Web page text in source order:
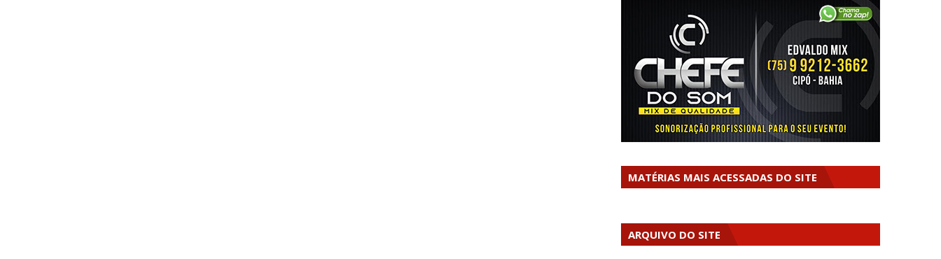
MATÉRIAS MAIS ACESSADAS DO SITE
ARQUIVO DO SITE